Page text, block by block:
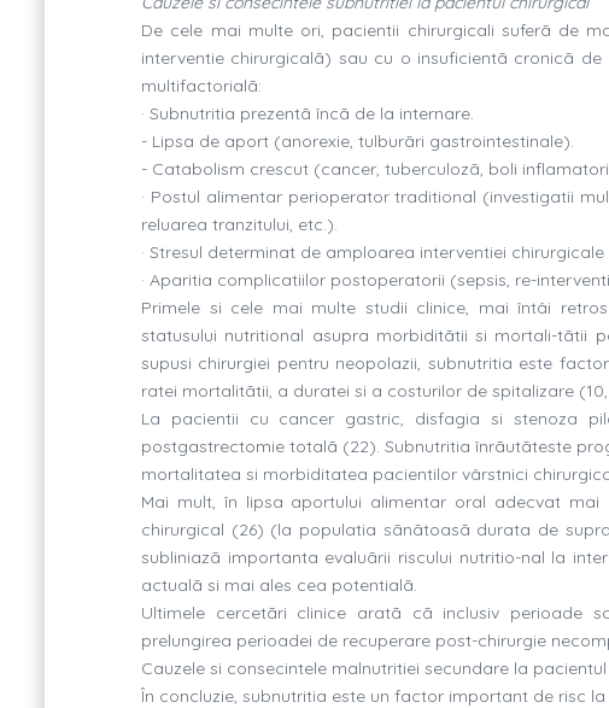
De cele mai multe ori, pacientii chirurgicali suferã de
interventie chirurgicalã) sau cu o insuficientã cronicã
multifactorialã:
· Subnutritia prezentã încã de la internare.
- Lipsa de aport (anorexie, tulburãri gastrointestinale).
- Catabolism crescut (cancer, tuberculozã, boli
· Postul alimentar perioperator traditional (investigatii
reluarea tranzitului, etc.).
· Stresul determinat de amploarea interventiei
· Aparitia complicatiilor postoperatorii (sepsis, re-
Primele si cele mai multe studii clinice, mai întâi
statusului nutritional asupra morbiditãtii si mortali-tãtii
supusi chirurgiei pentru neopolazii, subnutritia este
ratei mortalitãtii, a duratei si a costurilor de spitalizare (10,
La pacientii cu cancer gastric, disfagia si stenoza
postgastrectomie totalã (22). Subnutritia înrãutãteste
mortalitatea si morbiditatea pacientilor vârstnici
Mai mult, în lipsa aportului alimentar oral adecvat
chirurgical (26) (la populatia sãnãtoasã durata de
subliniazã importanta evaluãrii riscului nutritio-nal la
actualã si mai ales cea potentialã.
Ultimele cercetãri clinice aratã cã inclusiv perioade
prelungirea perioadei de recuperare post-chirurgie
Cauzele si consecintele malnutritiei secundare la
În concluzie, subnutritia este un factor important de risc